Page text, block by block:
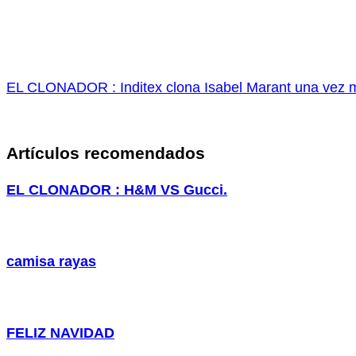
EL CLONADOR : Inditex clona Isabel Marant una vez
Artículos recomendados
EL CLONADOR : H&M VS Gucci.
camisa rayas
FELIZ NAVIDAD